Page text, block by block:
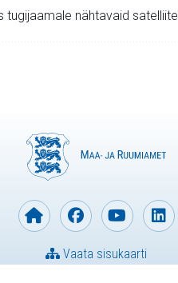
tugijaamale nähtavaid satelliite.
Vaata sisukaarti